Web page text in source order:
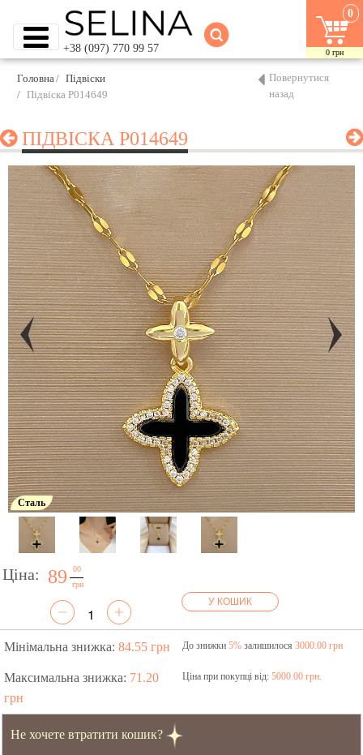
+38 (097) 770 99 57
0
0 грн
Головна
Підвіски
Підвіска P014649
Повернутися
назад
ПІДВІСКА P014649
Сталь
Ціна: 89
00
грн
У КОШИК
Мінімальна знижка: 84.55 грн До знижки 5%залишилося 3000.00 грн
Максимальна знижка: 71.20
грн
Ціна при покупці від: 5000.00 грн.
Не хочете втратити кошик?